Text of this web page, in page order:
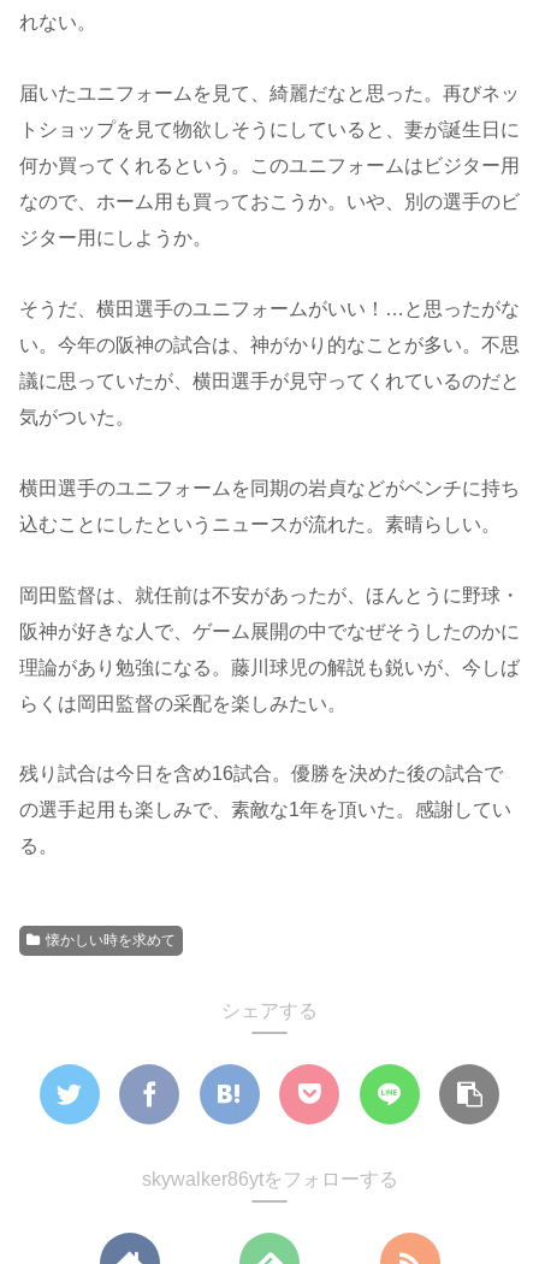
れない。
届いたユニフォームを見て、綺麗だなと思った。再びネッ
トショップを見て物欲しそうにしていると、妻が誕生日に
何か買ってくれるという。このユニフォームはビジター用
なので、ホーム用も買っておこうか。いや、別の選手のビ
ジター用にしようか。
そうだ、横田選手のユニフォームがいい！…と思ったがな
い。今年の阪神の試合は、神がかり的なことが多い。不思
議に思っていたが、横田選手が見守ってくれているのだと
気がついた。
横田選手のユニフォームを同期の岩貞などがベンチに持ち
込むことにしたというニュースが流れた。素晴らしい。
岡田監督は、就任前は不安があったが、ほんとうに野球・
阪神が好きな人で、ゲーム展開の中でなぜそうしたのかに
理論があり勉強になる。藤川球児の解説も鋭いが、今しば
らくは岡田監督の采配を楽しみたい。
残り試合は今日を含め16試合。優勝を決めた後の試合で
の選手起用も楽しみで、素敵な1年を頂いた。感謝してい
る。
懐かしい時を求めて
シェアする
skywalker86ytをフォローする